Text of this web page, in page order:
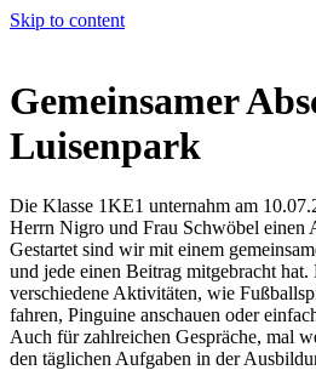
Skip to content
Gemeinsamer
Luisenpark
Die Klasse 1KE1 unternahm am
Herrn Nigro und Frau Schwöbel einen
Gestartet sind wir mit einem
und jede einen Beitrag mitgebracht
verschiedene Aktivitäten, wie
fahren, Pinguine anschauen oder
Auch für zahlreichen Gespräche, mal
den täglichen Aufgaben in der